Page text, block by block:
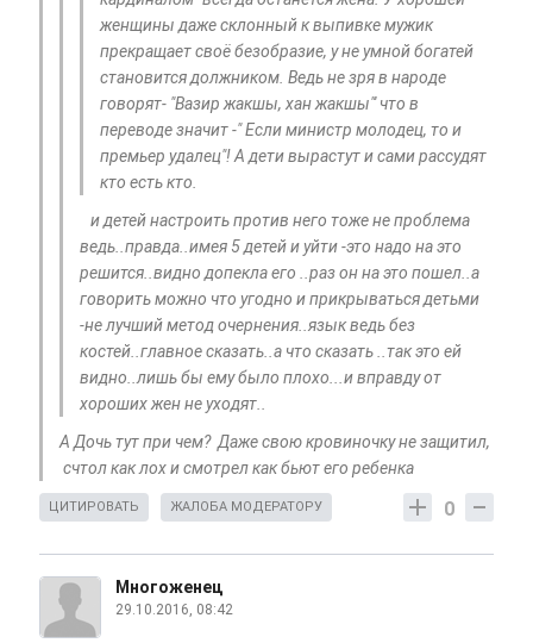
женщины даже склонный к выпивке мужик
прекращает своё безобразие, у не умной богатей
становится должником. Ведь не зря в народе
говорят- "Вазир жакшы, хан жакшы"' что в
переводе значит -" Если министр молодец, то и
премьер удалец"! А дети вырастут и сами рассудят
кто есть кто.
и детей настроить против него тоже не проблема
ведь..правда..имея 5 детей и уйти -это надо на это
решится..видно допекла его ..раз он на это пошел..а
говорить можно что угодно и прикрываться детьми
-не лучший метод очернения..язык ведь без
костей..главное сказать..а что сказать ..так это ей
видно..лишь бы ему было плохо...и вправду от
хороших жен не уходят..
А Дочь тут при чем? Даже свою кровиночку не защитил,
счтол как лох и смотрел как бьют его ребенка
0
ЦИТИРОВАТЬ ЖАЛОБА МОДЕРАТОРУ
Многоженец
29.10.2016, 08:42